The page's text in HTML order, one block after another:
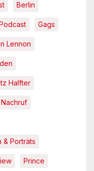
Berlin
Gags
Lennon
Halfter
Nachruf
& Porträts
Prince